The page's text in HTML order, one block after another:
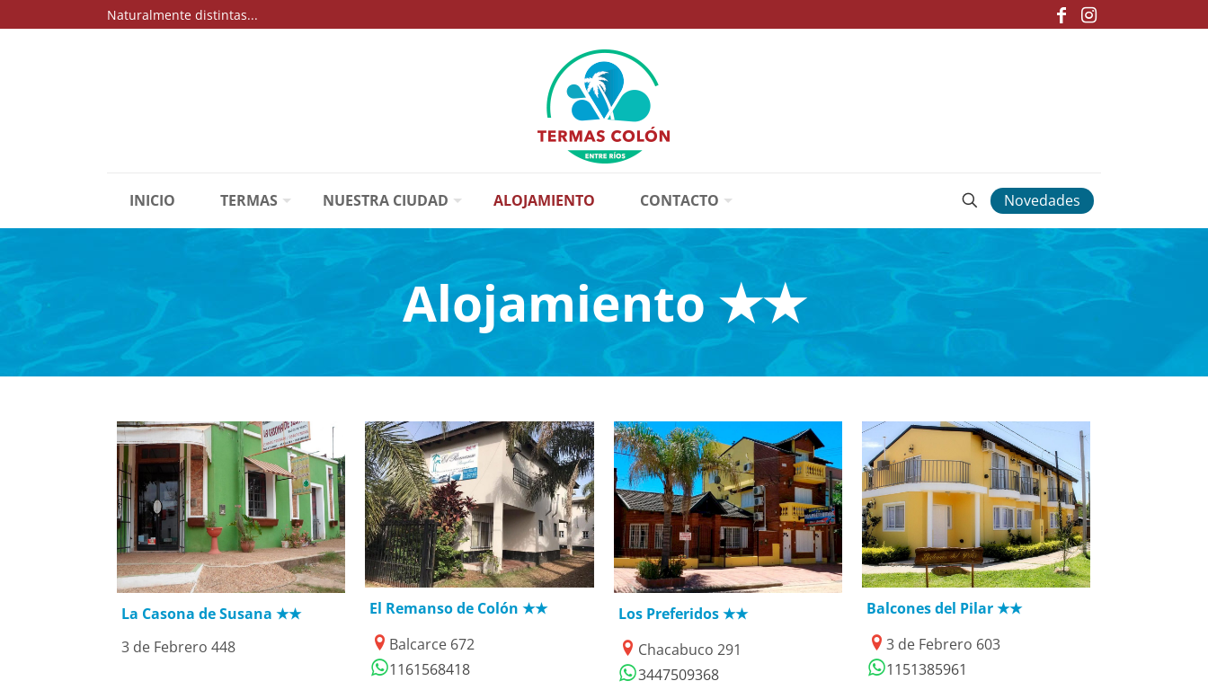
Naturalmente distintas...
INICIO TERMAS NUESTRA CIUDAD ALOJAMIENTO CONTACTO Novedades
Alojamiento ★★
19/04/2021
La Casona de Susana ★★
3 de Febrero 448
18/06/2018
El Remanso de Colón ★★
Balcarce 672
1161568418
14/03/2019
Los Preferidos ★★
Chacabuco 291
3447509368
27/01/2019
Balcones del Pilar ★★
3 de Febrero 603
1151385961